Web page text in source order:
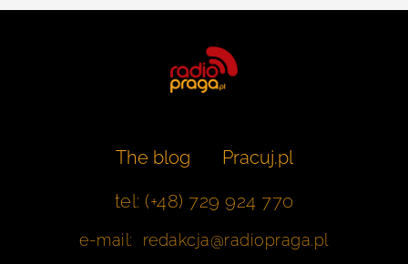
The blog
Pracuj.pl
tel: (+48) 729 924 770
e-mail: redakcja@radiopraga.pl